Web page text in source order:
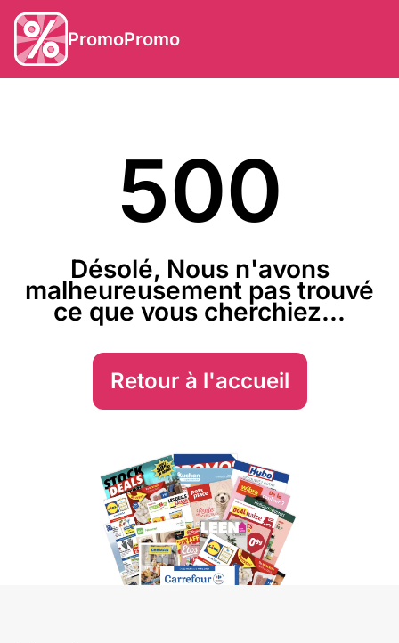
PromoPromo
500
Désolé, Nous n'avons
malheureusement pas trouvé
ce que vous cherchiez...
Retour à l'accueil